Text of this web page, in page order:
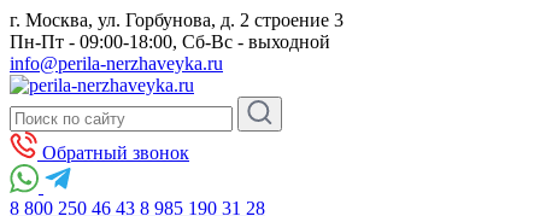
г. Москва, ул. Горбунова, д. 2 строение 3
Пн-Пт - 09:00-18:00, Сб-Вс - выходной
info@perila-nerzhaveyka.ru
Обратный звонок
8 800 250 46 43 8 985 190 31 28